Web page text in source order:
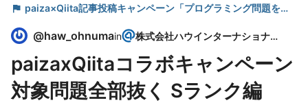
flag paiza×Qiita記事投稿キャンペーン「プログラミング問題をやってみて書いたコードを投稿しよう！」
@haw_ohnumain 株式会社ハウインターナショナル
paizaxQiitaコラボキャンペーン
対象問題全部抜く Sランク編